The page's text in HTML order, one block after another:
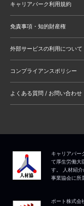
キャリアパーク利用規約
免責事項・知的財産権
外部サービスの利用について
コンプライアンスポリシー
よくある質問 / お問い合わせ